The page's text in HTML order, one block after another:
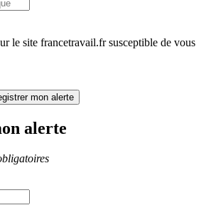
le site francetravail.fr susceptible de vous
mon alerte
alerte